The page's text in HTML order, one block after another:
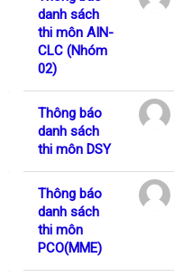
danh sách
thi môn AIN-
CLC (Nhóm
02)
Thông báo
danh sách
thi môn DSY
Thông báo
danh sách
thi môn
PCO(MME)